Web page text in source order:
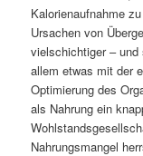
t
s
p
r
a
l
t
s
Kalorienaufnahme
Ursachen von
vielschichtiger – und
allem etwas mit der
Optimierung des
als Nahrung ein
Nahrungsmangel